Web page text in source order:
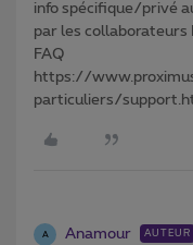
info spécifique/privé
par les collaborateurs
FAQ
https://
particuliers/
A Anamour AUTEUR